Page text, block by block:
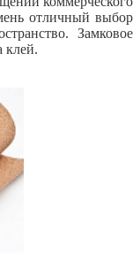
отличный выбор
Замковое
клей.